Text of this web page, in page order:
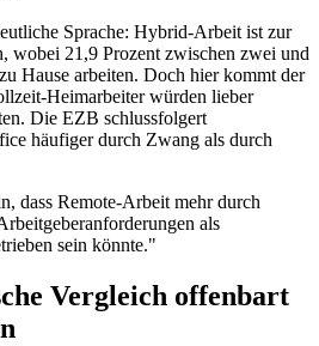
Sprache: Hybrid-Arbeit ist zur
wobei 21,9 Prozent zwischen zwei und
Hause arbeiten. Doch hier kommt der
Heimarbeiter würden lieber
Die EZB schlussfolgert
häufiger durch Zwang als durch
dass Remote-Arbeit mehr durch
als
sein könnte."
Vergleich offenbart